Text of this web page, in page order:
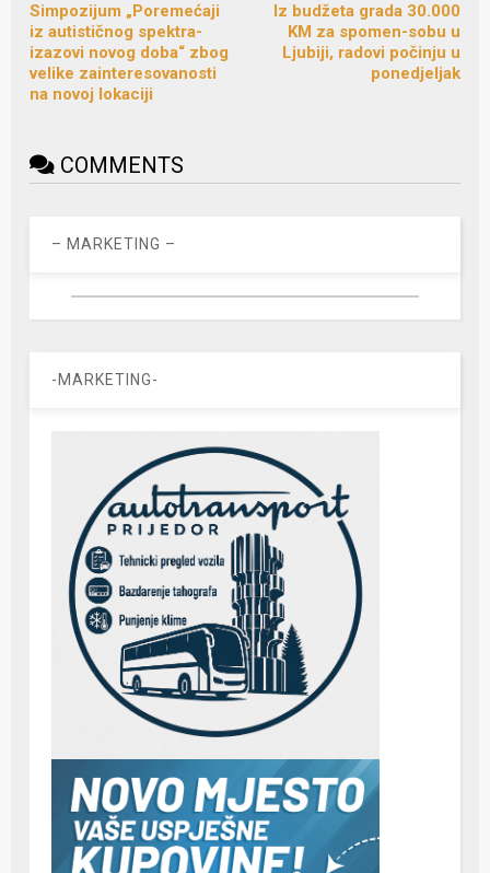
Simpozijum „Poremećaji
iz autističnog spektra-
izazovi novog doba“ zbog
velike zainteresovanosti
na novoj lokaciji
Iz budžeta grada 30.000
KM za spomen-sobu u
Ljubiji, radovi počinju u
ponedjeljak
COMMENTS
– MARKETING –
-MARKETING-